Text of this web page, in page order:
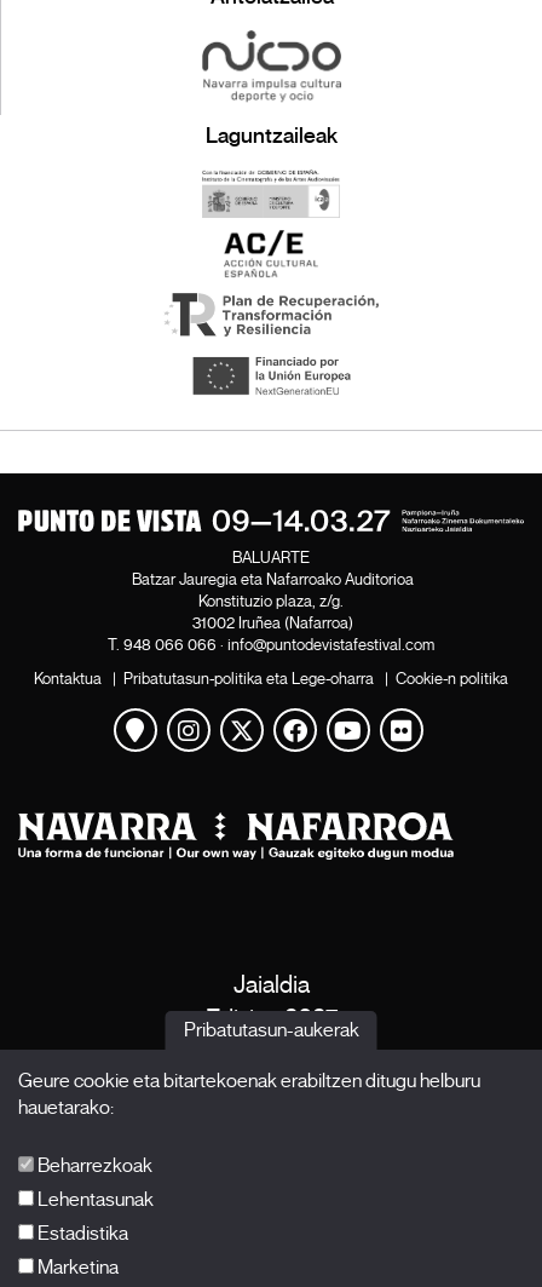
Laguntzaileak
BALUARTE
Batzar Jauregia eta Nafarroako Auditorioa
Konstituzio plaza, z/g.
31002 Iruñea (Nafarroa)
T. 948 066 066 · info@puntodevistafestival.com
Kontaktua | Pribatutasun-politika eta Lege-oharra | Cookie-n politika
Mapa ikusi
Instagram
Twitter
Facebook
Youtube
Flickr
Jaialdia
Edizioa 2027
Akreditazioak
Pribatutasun-aukerak
Geure cookie eta bitartekoenak erabiltzen ditugu helburu
hauetarako:
Beharrezkoak
Lehentasunak
Estadistika
Marketina